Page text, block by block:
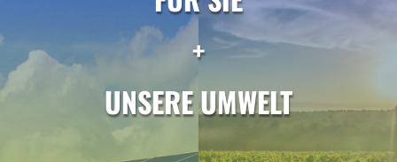
+
UNSERE UMWELT